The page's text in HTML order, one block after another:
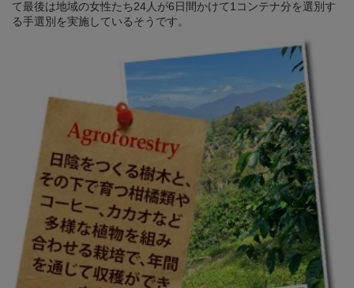
て最後は地域の女性たち24人が6日間かけて1コンテナ分を選別す
る手選別を実施しているそうです。